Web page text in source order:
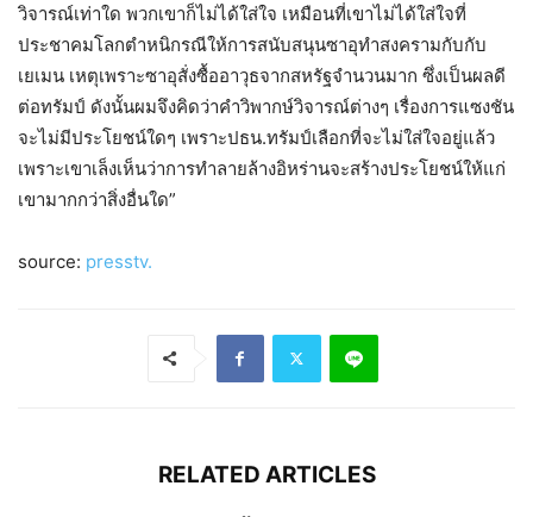
วิจารณ์เท่าใด พวกเขาก็ไม่ได้ใส่ใจ เหมือนที่เขาไม่ได้ใส่ใจที่
ประชาคมโลกตำหนิกรณีให้การสนับสนุนซาอุทำสงครามกับกับ
เยเมน เหตุเพราะซาอุสั่งซื้ออาวุธจากสหรัฐจำนวนมาก ซึ่งเป็นผลดี
ต่อทรัมป์ ดังนั้นผมจึงคิดว่าคำวิพากษ์วิจารณ์ต่างๆ เรื่องการแซงชัน
จะไม่มีประโยชน์ใดๆ เพราะปธน.ทรัมป์เลือกที่จะไม่ใส่ใจอยู่แล้ว
เพราะเขาเล็งเห็นว่าการทำลายล้างอิหร่านจะสร้างประโยชน์ให้แก่
เขามากกว่าสิ่งอื่นใด”
source: presstv.
RELATED ARTICLES